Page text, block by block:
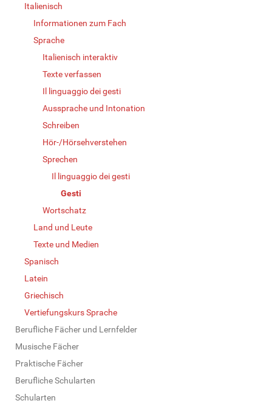
Italienisch
Informationen zum Fach
Sprache
Italienisch interaktiv
Texte verfassen
Il linguaggio dei gesti
Aussprache und Intonation
Schreiben
Hör-/Hörsehverstehen
Sprechen
Il linguaggio dei gesti
Gesti
Wortschatz
Land und Leute
Texte und Medien
Spanisch
Latein
Griechisch
Vertiefungskurs Sprache
Berufliche Fächer und Lernfelder
Musische Fächer
Praktische Fächer
Berufliche Schularten
Schularten